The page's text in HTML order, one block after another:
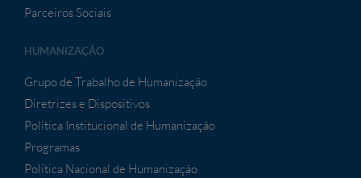
Parceiros Sociais
HUMANIZAÇÃO
Grupo de Trabalho de Humanização
Diretrizes e Dispositivos
Política Institucional de Humanização
Programas
Política Nacional de Humanização